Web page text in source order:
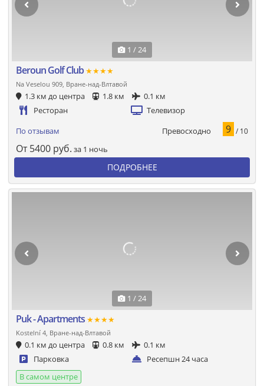
1 / 24
Beroun Golf Club ★★★★
Na Veselou 909, Вране-над-Влтавой
1.3 км до центра 1.8 км
0.1 км
Ресторан
Телевизор
По отзывам Превосходно 9 / 10
От 5400 руб. за 1 ночь
ПОДРОБНЕЕ
1 / 24
Puk - Apartments ★★★★
Kostelní 4, Вране-над-Влтавой
0.1 км до центра 0.8 км
0.1 км
Парковка
Ресепшн 24 часа
В самом центре